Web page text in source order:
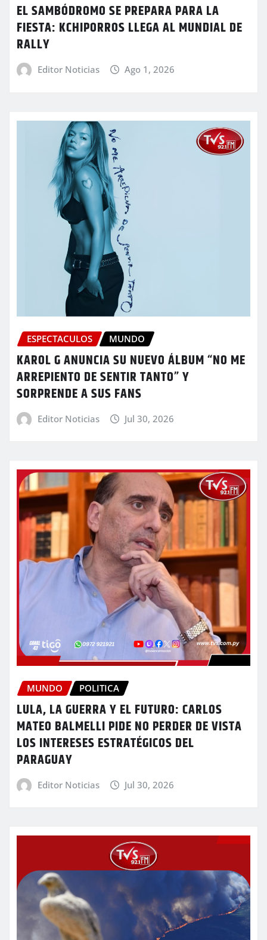
EL SAMBÓDROMO SE PREPARA PARA LA
FIESTA: KCHIPORROS LLEGA AL MUNDIAL DE
RALLY
Editor Noticias Ago 1, 2026
ESPECTACULOS MUNDO
KAROL G ANUNCIA SU NUEVO ÁLBUM “NO ME
ARREPIENTO DE SENTIR TANTO” Y
SORPRENDE A SUS FANS
Editor Noticias Jul 30, 2026
MUNDO POLITICA
LULA, LA GUERRA Y EL FUTURO: CARLOS
MATEO BALMELLI PIDE NO PERDER DE VISTA
LOS INTERESES ESTRATÉGICOS DEL
PARAGUAY
Editor Noticias Jul 30, 2026